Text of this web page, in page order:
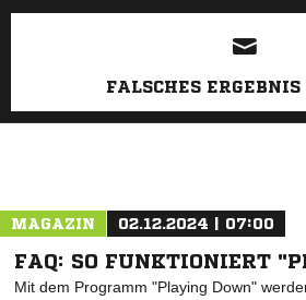
FALSCHES
MAGAZIN 02.12.2024 | 07:00
FAQ: SO FUNKTIONIERT
Mit dem Programm "Playing Down"